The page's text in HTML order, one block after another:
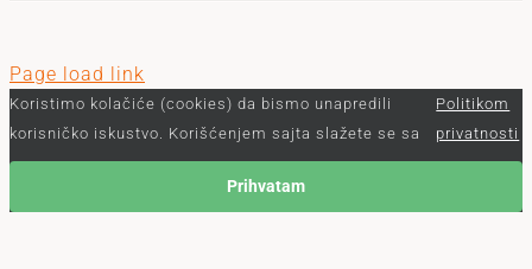
Page load link
Koristimo kolačiće (cookies) da bismo unapredili
korisničko iskustvo. Korišćenjem sajta slažete se sa
Politikom
privatnosti
Prihvatam